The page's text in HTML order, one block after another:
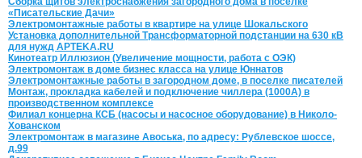
«Писательские Дачи»
Электромонтажные работы в квартире на улице Шокальского
Установка дополнительной Трансформаторной подстанции на 630 кВ
для нужд APTEKA.RU
Кинотеатр Иллюзион (Увеличение мощности, работа с ОЭК)
Электромонтаж в доме бизнес класса на улице Юннатов
Электромонтажные работы в загородном доме, в поселке писателей
Монтаж, прокладка кабелей и подключение чиллера (1000А) в
производственном комплексе
Филиал концерна КСБ (насосы и насосное оборудование) в Николо-
Хованском
Электромонтаж в магазине Авоська, по адресу: Рублевское шоссе,
д.99